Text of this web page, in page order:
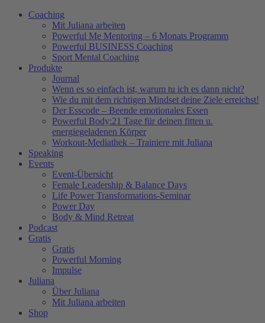
Coaching
Mit Juliana arbeiten
Powerful Me Mentoring – 6 Monats Programm
Powerful BUSINESS Coaching
Sport Mental Coaching
Produkte
Journal
Wenn es so einfach ist, warum tu ich es dann nicht?
Wie du mit dem richtigen Mindset deine Ziele erreichst!
Der Esscode – Beende emotionales Essen
Powerful Body:21 Tage für deinen fitten u.
energiegeladenen Körper
Workout-Mediathek – Trainiere mit Juliana
Speaking
Events
Event-Übersicht
Female Leadership & Balance Days
Life Power Transformations-Seminar
Power Day
Body & Mind Retreat
Podcast
Gratis
Gratis
Powerful Morning
Impulse
Juliana
Über Juliana
Mit Juliana arbeiten
Shop